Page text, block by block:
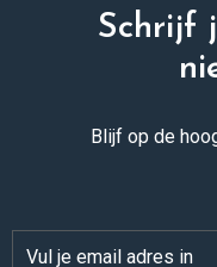
Schrijf
Blijf op de